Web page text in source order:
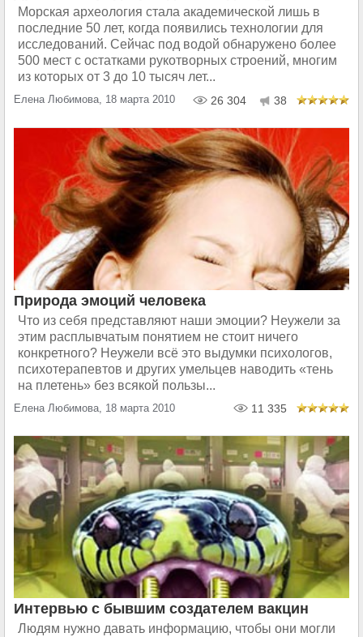
Морская археология стала академической лишь в
последние 50 лет, когда появились технологии для
исследований. Сейчас под водой обнаружено более
500 мест с остатками рукотворных строений, многим
из которых от 3 до 10 тысяч лет...
Елена Любимова, 18 марта 2010 26 304 38
Природа эмоций человека
Что из себя представляют наши эмоции? Неужели за
этим расплывчатым понятием не стоит ничего
конкретного? Неужели всё это выдумки психологов,
психотерапевтов и других умельцев наводить «тень
на плетень» без всякой пользы...
Елена Любимова, 18 марта 2010 11 335
Интервью с бывшим создателем вакцин
Людям нужно давать информацию, чтобы они могли